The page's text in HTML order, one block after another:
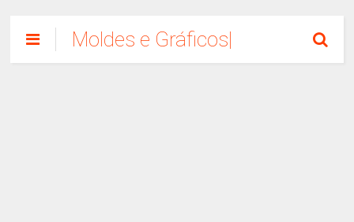
Moldes e Gráficos|
Como Fazer